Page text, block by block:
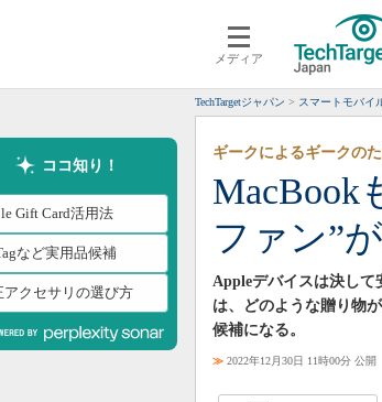
メディア
クラウド
スマートモバイル
ネットワーク
システム運用管理
TechTargetジャパン スマートモバイ
ココ知り！
Gift Card活用法
など実用品候補
アクセサリの選び方
MacBook
ファン”
ギークによるギークの
Appleデバイスは決して
は、どのような贈り物
候補になる。
≫ 2022年12月30日 11時00分 公開